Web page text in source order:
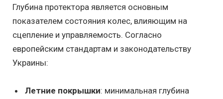
Глубина протектора является основным
показателем состояния колес, влияющим на
сцепление и управляемость. Согласно
европейским стандартам и законодательству
Украины:
Летние покрышки: минимальная глубина